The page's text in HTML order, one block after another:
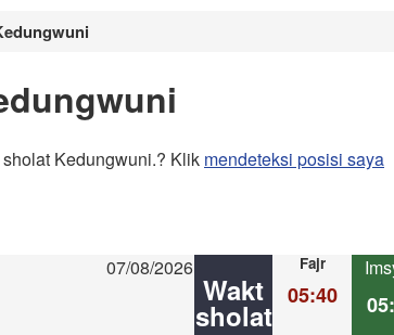
Kedungwuni.? Klik mendeteksi posisi saya
07/08/2026
Wakt
sholat
Fajr
05:40